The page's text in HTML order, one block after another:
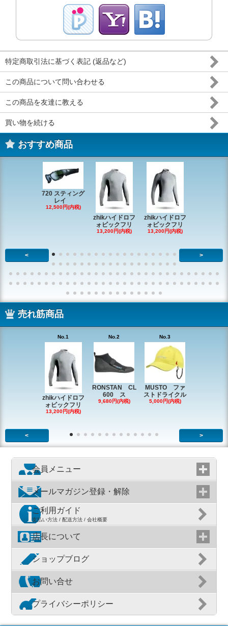
特定商取引法に基づく表記 (返品など)
この商品について問い合わせる
この商品を友達に教える
買い物を続ける
おすすめ商品
720 スティング
レイ
12,500円(内税)
zhikハイドロフ
ォビックフリ
13,200円(内税)
zhikハイドロフ
ォビックフリ
13,200円(内税)
< >
売れ筋商品
No.1
zhikハイドロフ
ォビックフリ
13,200円(内税)
No.2
RONSTAN CL
600 ス
9,680円(内税)
No.3
MUSTO ファ
ストドライクル
5,000円(内税)
< >
会員メニュー
メールマガジン登録・解除
ご利用ガイド
支払い方法 / 配送方法 / 会社概要
店長について
ショップブログ
お問い合せ
プライバシーポリシー